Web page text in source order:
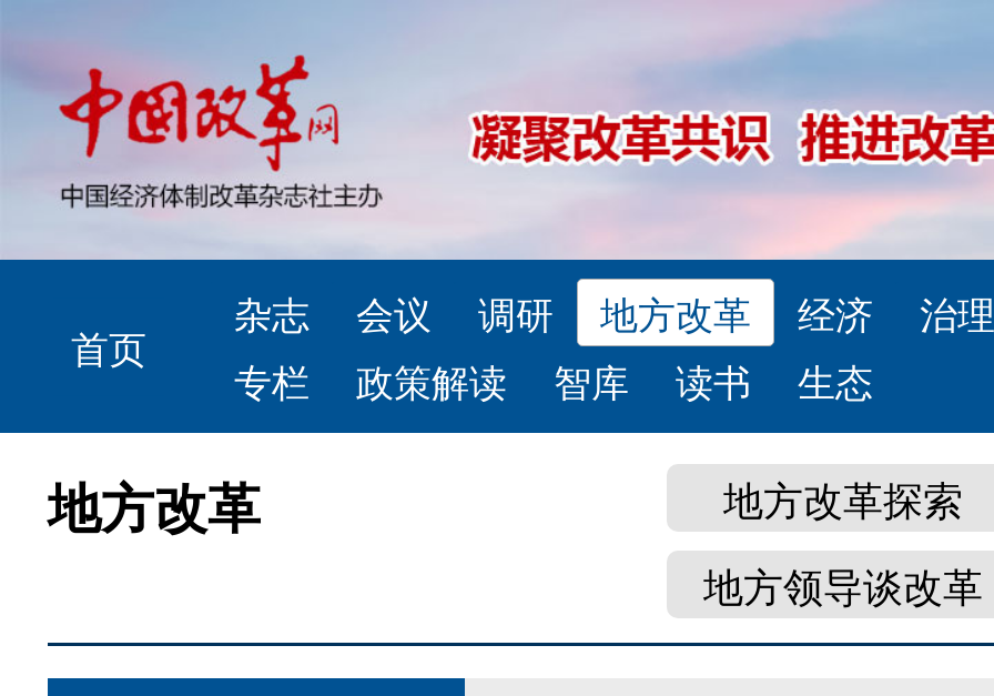
首页
杂志 会议 调研 地方改革 经济
治理
专栏
政策解读 智库 读书 生态
地方改革
地方改革探索
地方领导谈改革